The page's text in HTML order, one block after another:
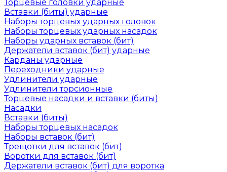
Торцевые головки ударные
Вставки (биты) ударные
Наборы торцевых ударных головок
Наборы торцевых ударных насадок
Наборы ударных вставок (бит)
Держатели вставок (бит) ударные
Карданы ударные
Переходники ударные
Удлинители ударные
Удлинители торсионные
Торцевые насадки и вставки (биты)
Насадки
Вставки (биты)
Наборы торцевых насадок
Наборы вставок (бит)
Трещотки для вставок (бит)
Воротки для вставок (бит)
Держатели вставок (бит) для воротка